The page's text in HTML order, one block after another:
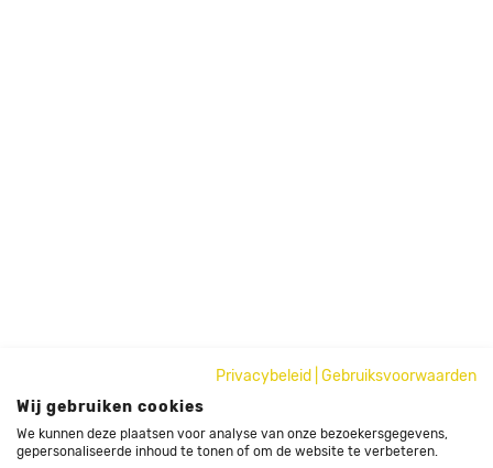
Privacybeleid
Gebruiksvoorwaarden
Wij gebruiken cookies
We kunnen deze plaatsen voor analyse van onze bezoekersgegevens,
gepersonaliseerde inhoud te tonen of om de website te verbeteren.